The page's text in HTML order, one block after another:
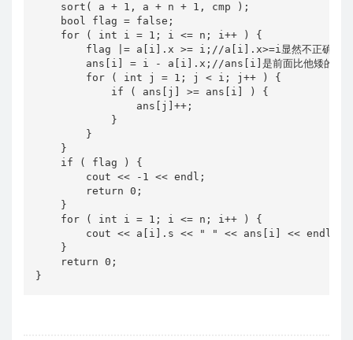
    sort( a + 1, a + n + 1, cmp );
    bool flag = false;
    for ( int i = 1; i <= n; i++ ) {
        flag |= a[i].x >= i;//a[i].x>=i显然不正确
        ans[i] = i - a[i].x;//ans[i]是前面比他矮的人
        for ( int j = 1; j < i; j++ ) {
            if ( ans[j] >= ans[i] ) {
                ans[j]++;
            }
        }
    }
    if ( flag ) {
        cout << -1 << endl;
        return 0;
    }
    for ( int i = 1; i <= n; i++ ) {
        cout << a[i].s << " " << ans[i] << endl;
    }
    return 0;
}